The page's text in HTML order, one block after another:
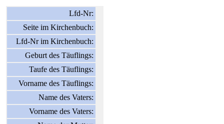
Lfd-Nr:
Seite im Kirchenbuch:
Lfd-Nr im Kirchenbuch:
Geburt des Täuflings:
Taufe des Täuflings:
Vorname des Täuflings:
Name des Vaters:
Vorname des Vaters: